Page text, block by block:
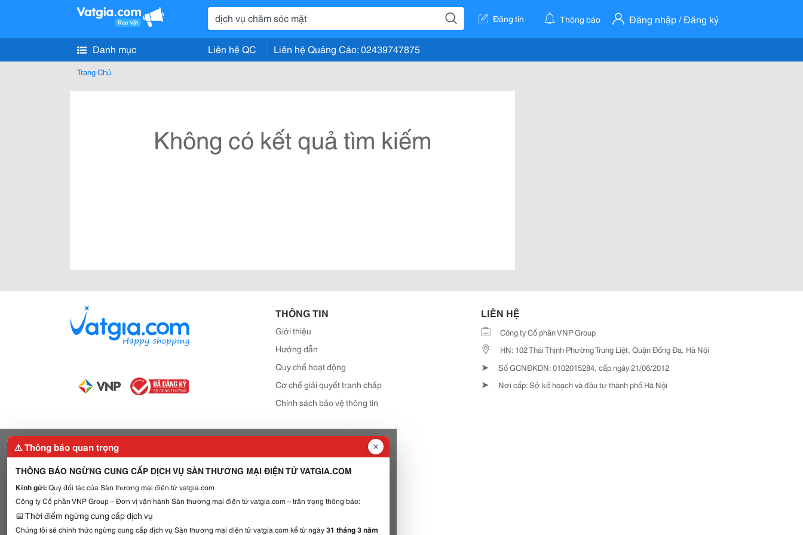
Đăng tin Thông báo Đăng nhập / Đăng ký
Danh mục Liên hệ QC Liên hệ Quảng Cáo: 02439747875
Trang Chủ
Không có kết quả tìm kiếm
THÔNG TIN
Giới thiệu
Hướng dẫn
Quy chế hoạt động
Cơ chế giải quyết tranh chấp
Chính sách bảo vệ thông tin
LIÊN HỆ
Công ty Cổ phần VNP Group
HN: 102 Thái Thịnh Phường Trung Liệt, Quận Đống Đa, Hà Nội
➤ Số GCNĐKDN: 0102015284, cấp ngày 21/06/2012
➤ Nơi cấp: Sở kế hoạch và đầu tư thành phố Hà Nội
⚠️ Thông báo quan trọng
THÔNG BÁO NGỪNG CUNG CẤP DỊCH VỤ SÀN THƯƠNG MẠI ĐIỆN TỬ VATGIA.COM
Kính gửi:Quý đối tác của Sàn thương mại điện tử vatgia.com
Công ty Cổ phần VNP Group – Đơn vị vận hành Sàn thương mại điện tử vatgia.com – trân trọng thông báo:
📅 Thời điểm ngừng cung cấp dịch vụ
Chúng tôi sẽ chính thức ngừng cung cấp dịch vụ Sàn thương mại điện tử vatgia.com kể từ ngày31 tháng 3 năm